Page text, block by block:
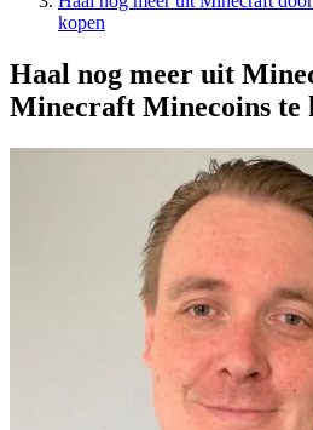
kopen
Haal nog meer uit
Minecraft Minecoins te